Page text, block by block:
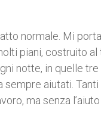
normale. Mi
piani, costruito
notte, in quelle tre
aiutati.
ma senza